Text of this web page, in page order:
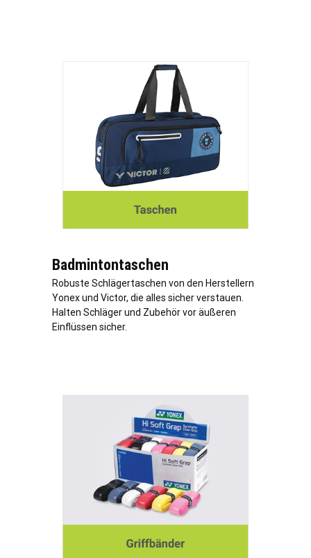
Badmintontaschen
Robuste Schlägertaschen von den Herstellern
Yonex und Victor, die alles sicher verstauen.
Halten Schläger und Zubehör vor äußeren
Einflüssen sicher.